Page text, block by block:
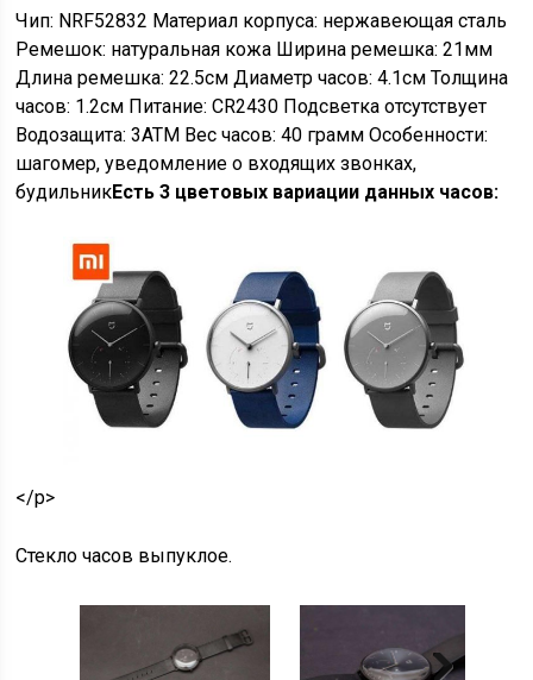
Чип: NRF52832 Материал корпуса: нержавеющая сталь
Ремешок: натуральная кожа Ширина ремешка: 21мм
Длина ремешка: 22.5см Диаметр часов: 4.1см Толщина
часов: 1.2см Питание: CR2430 Подсветка отсутствует
Водозащита: 3ATM Вес часов: 40 грамм Особенности:
шагомер, уведомление о входящих звонках,
будильникЕсть 3 цветовых вариации данных часов:
</p>
Стекло часов выпуклое.